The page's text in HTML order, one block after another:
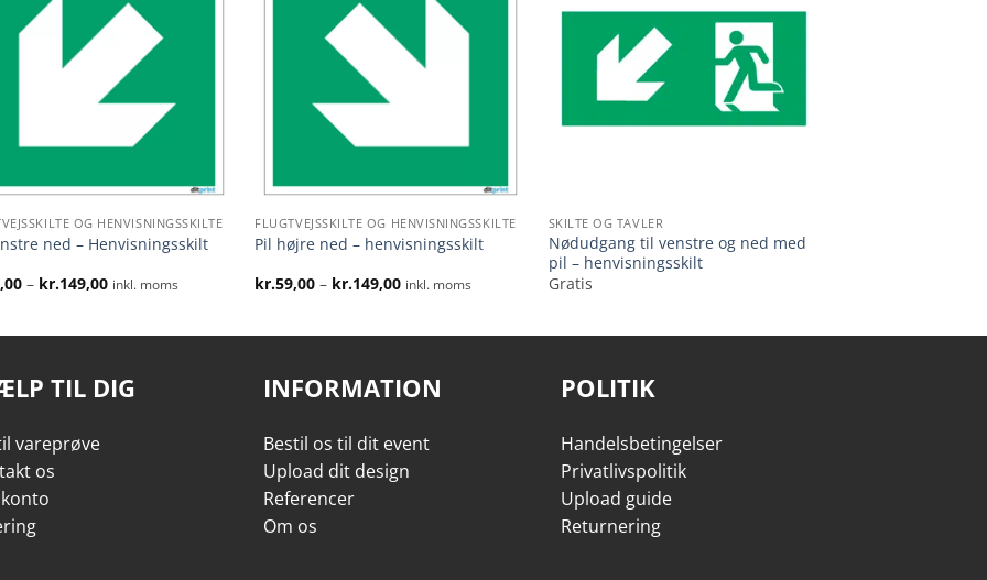
OG HENVISNINGSSKILTE
ned – Henvisningsskilt
– kr.149,00Prisinterval:
inkl. moms
FLUGTVEJSSKILTE OG HENVISNINGSSKILTE
Pil højre ned – henvisningsskilt
kr.59,00 – kr.149,00Prisinterval:
inkl. moms
SKILTE OG TAVLER
Nødudgang til venstre og ned med
pil – henvisningsskilt
Gratis
TIL DIG
vareprøve
os
INFORMATION
Bestil os til dit event
Upload dit design
Referencer
Om os
POLITIK
Handelsbetingelser
Privatlivspolitik
Upload guide
Returnering